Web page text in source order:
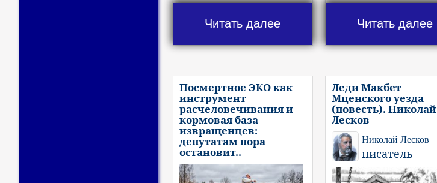
Читать далее Читать далее
Посмертное ЭКО как
инструмент
расчеловечивания и
кормовая база
извращенцев:
депутатам пора
остановит..
Леди Макбет
Мценского уезда
(повесть). Николай
Лесков
Николай Лесков
писатель